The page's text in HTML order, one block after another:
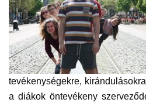
tevékenységekre,
a diákok öntevékeny